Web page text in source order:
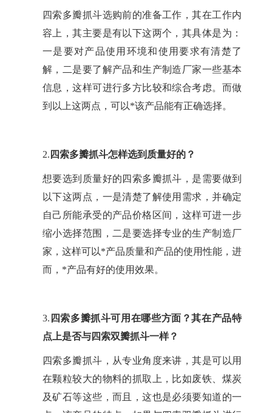
四索多瓣抓斗选购前的准备工作，其在工作内
容上，其主要是有以下这两个，其具体是为：
一是要对产品使用环境和使用要求有清楚了
解，二是要了解产品和生产制造厂家一些基本
信息，这样可进行多方比较和综合考虑。而做
到以上这两点，可以*该产品能有正确选择。
2. 四索多瓣抓斗怎样选到质量好的？
想要选到质量好的四索多瓣抓斗，是需要做到
以下这两点，一是清楚了解使用需求，并确定
自己所能承受的产品价格区间，这样可进一步
缩小选择范围，二是要选择专业的生产制造厂
家，这样可以*产品质量和产品的使用性能，进
而，*产品有好的使用效果。
3. 四索多瓣抓斗可用在哪些方面？其在产品特
点上是否与四索双瓣抓斗一样？
四索多瓣抓斗，从专业角度来讲，其是可以用
在颗粒较大的物料的抓取上，比如废铁、煤炭
及矿石等这些，而且，这也是必须要知道的一